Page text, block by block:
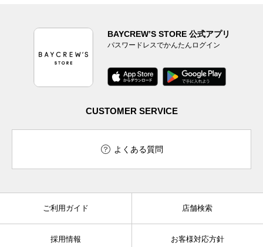
BAYCREW’S STORE 公式アプリ
パスワードレスでかんたんログイン
CUSTOMER SERVICE
よくある質問
ご利用ガイド 店舗検索
採用情報 お客様対応方針